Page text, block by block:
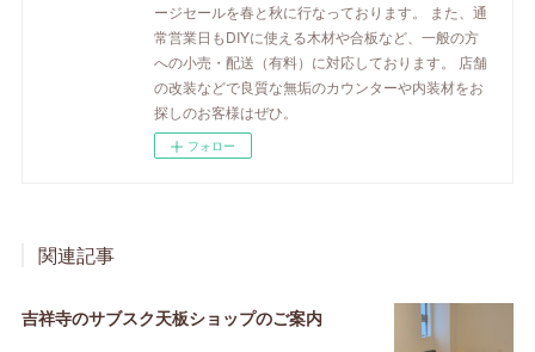
ージセールを春と秋に行なっております。 また、通
常営業日もDIYに使える木材や合板など、一般の方
への小売・配送（有料）に対応しております。 店舗
の改装などで良質な無垢のカウンターや内装材をお
探しのお客様はぜひ。
フォロー
関連記事
吉祥寺のサブスク天板ショップのご案内